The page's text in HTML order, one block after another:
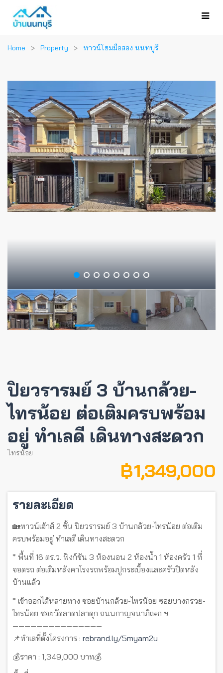
Home Property ทาวน์โฮมมือสอง นนทบุรี
ปิยวรารมย์ 3 บ้านกล้วย-
ไทรน้อย ต่อเติมครบพร้อม
อยู่ ทำเลดี เดินทางสะดวก
ไทรน้อย
฿ 1,349,000
รายละเอียด
🏡ทาวน์เฮ้าส์ 2 ชั้น ปิยวรารมย์ 3 บ้านกล้วย-ไทรน้อย ต่อเติม
ครบพร้อมอยู่ ทำเลดี เดินทางสะดวก
* พื้นที่ 16 ตร.ว. ฟังก์ชัน 3 ห้องนอน 2 ห้องน้ำ 1 ห้องครัว 1 ที่
จอดรถ ต่อเติมหลังคาโรงรถพร้อมปูกระเบื้องและครัวปิดหลัง
บ้านแล้ว
* เข้าออกได้หลายทาง ซอยบ้านกล้วย-ไทรน้อย ซอยบางกรวย-
ไทรน้อย ซอยวัดลาดปลาดุก ถนนกาญจนาภิเษก ฯ
———————————————
📌ทำเลที่ตั้งโครงการ : rebrand.ly/5myam2u
💰ราคา : 1,349,000 บาท💰